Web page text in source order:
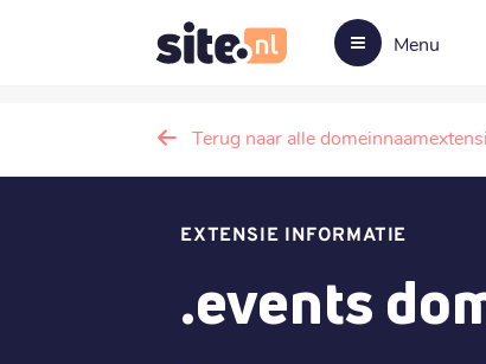
Menu
Terug naar alle
EXTENSIE INFORMATIE
.events